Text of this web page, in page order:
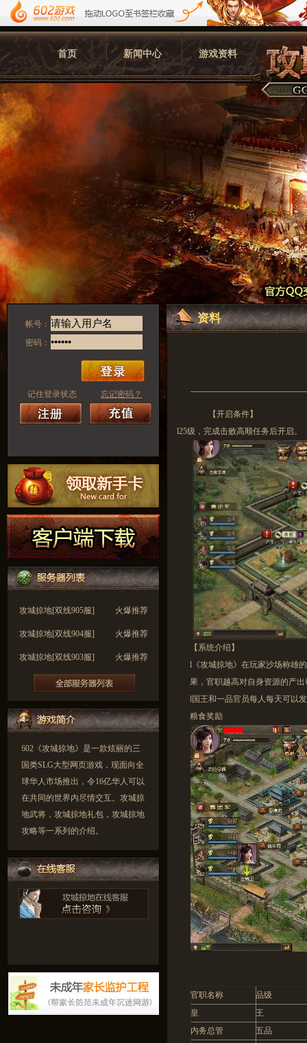
首页 新闻中心 游戏资料
帐号：
密码：
记住登录状态 忘记密码？
攻城掠地[双线905服] 火爆推荐
攻城掠地[双线904服] 火爆推荐
攻城掠地[双线903服] 火爆推荐
攻城掠地[双线902服]
攻城掠地[双线901服] 火爆推荐
攻城掠地[双线900服] 火爆推荐
602《攻城掠地》是一款炫丽的三
国类SLG大型网页游戏，现面向全
球华人市场推出，令16亿华人可以
在共同的世界内尽情交互。攻城掠
地武将，攻城掠地礼包，攻城掠地
攻略等一系列的介绍。
资料
【开启条件】
l25级，完成击败高顺任务后开启。
【系统介绍】
l 《攻城掠地》在玩家沙场称雄
果，官职越高对自身资源的产
l国王和一品官员每人每天可以
粮食奖励
官职名称
品级
皇
王
内务总管
五品